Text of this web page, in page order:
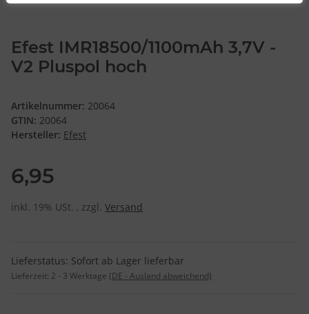
Efest IMR18500/1100mAh 3,7V -
V2 Pluspol hoch
Artikelnummer: 20064
GTIN: 20064
Hersteller: Efest
6,95
inkl. 19% USt. , zzgl. Versand
Lieferstatus: Sofort ab Lager lieferbar
Lieferzeit: 2 - 3 Werktage (DE - Ausland abweichend)